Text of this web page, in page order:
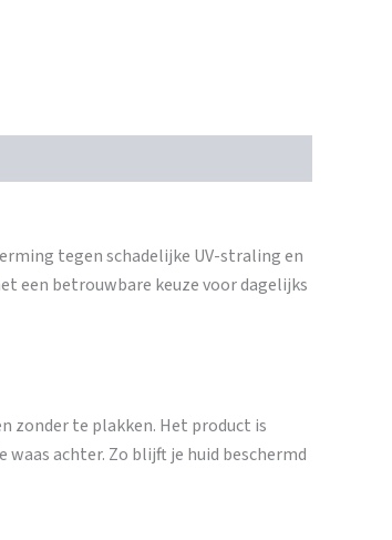
tegen schadelijke UV-straling en
een betrouwbare keuze voor dagelijks
zonder te plakken. Het product is
achter. Zo blijft je huid beschermd